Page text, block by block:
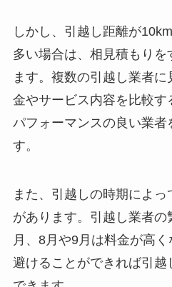
しかし、引越し距離が
多い場合は、相見積もりを
ます。複数の引越し業者
金やサービス内容を比較す
パフォーマンスの良い業者
す。
また、引越しの時期によっ
があります。引越し業者
月、8月や9月は料金が高く
避けることができれば引